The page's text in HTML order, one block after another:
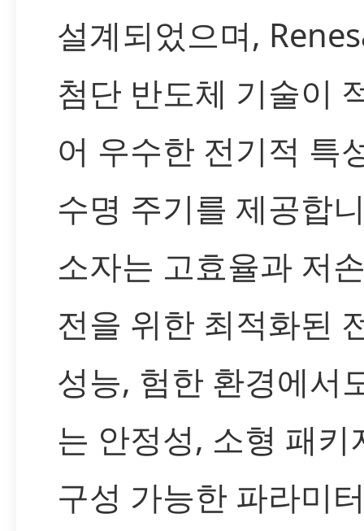
설계되었으며,
첨단 반도체 기술이
어 우수한 전기적 특
수명 주기를 제공합
소자는 고효율과 저
전을 위한 최적화된
성능, 험한 환경에서
는 안정성, 소형 패키
구성 가능한 파라미